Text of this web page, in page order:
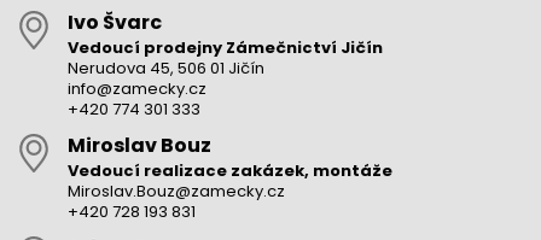
Ivo Švarc
Vedoucí prodejny Zámečnictví Jičín
Nerudova 45, 506 01 Jičín
info@zamecky.cz
+420 774 301 333
Miroslav Bouz
Vedoucí realizace zakázek, montáže
Miroslav.Bouz@zamecky.cz
+420 728 193 831